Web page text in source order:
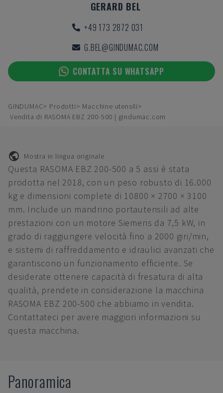
GERARD BEL
+49 173 2872 031
G.BEL@GINDUMAC.COM
CONTATTA SU WHATSAPP
GINDUMAC Prodotti
Macchine utensili
Vendita di RASOMA EBZ 200-500 | gindumac.com
Mostra in lingua originale
Questa RASOMA EBZ 200-500 a 5 assi è stata
prodotta nel 2018, con un peso robusto di 16.000
kg e dimensioni complete di 10800 × 2700 × 3100
mm. Include un mandrino portautensili ad alte
prestazioni con un motore Siemens da 7,5 kW, in
grado di raggiungere velocità fino a 2000 giri/min,
e sistemi di raffreddamento e idraulici avanzati che
garantiscono un funzionamento efficiente. Se
desiderate ottenere capacità di fresatura di alta
qualità, prendete in considerazione la macchina
RASOMA EBZ 200-500 che abbiamo in vendita.
Contattateci per avere maggiori informazioni su
questa macchina.
Panoramica